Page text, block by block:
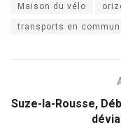
Maison du vélo
transports en commun
Suze-la-Rousse,